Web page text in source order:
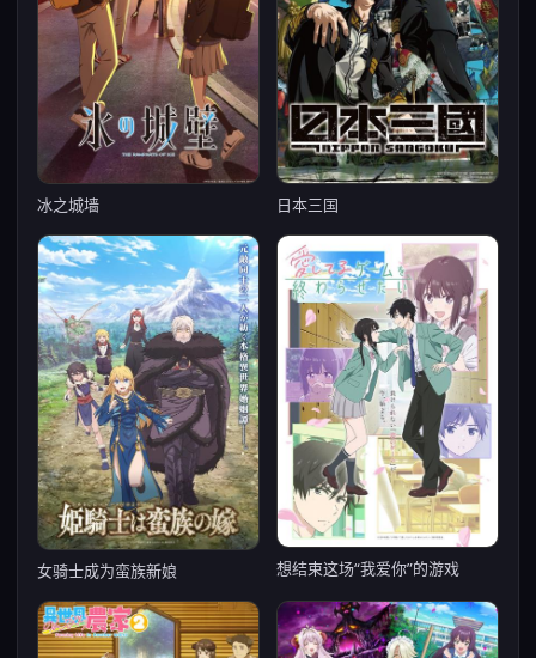
冰之城墙 日本三国
女骑士成为蛮族新娘 想结束这场“我爱你”的游戏